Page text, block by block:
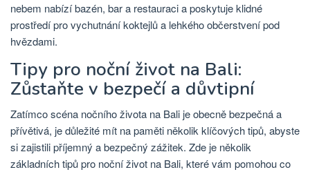
nebem nabízí bazén, bar a restauraci a poskytuje klidné
prostředí pro vychutnání koktejlů a lehkého občerstvení pod
hvězdami.
Tipy pro noční život na Bali:
Zůstaňte v bezpečí a důvtipní
Zatímco scéna nočního života na Bali je obecně bezpečná a
přívětivá, je důležité mít na paměti několik klíčových tipů, abyste
si zajistili příjemný a bezpečný zážitek. Zde je několik
základních tipů pro noční život na Bali, které vám pomohou co